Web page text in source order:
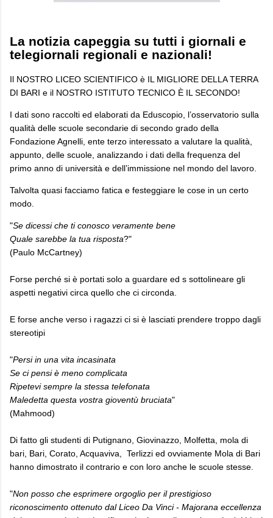
La notizia capeggia su tutti i giornali e
telegiornali regionali e nazionali!
Il NOSTRO LICEO SCIENTIFICO è IL MIGLIORE DELLA TERRA
DI BARI e il NOSTRO ISTITUTO TECNICO È IL SECONDO!
I dati sono raccolti ed elaborati da Eduscopio, l’osservatorio sulla
qualità delle scuole secondarie di secondo grado della
Fondazione Agnelli, ente terzo interessato a valutare la qualità,
appunto, delle scuole, analizzando i dati della frequenza del
primo anno di università e dell’immissione nel mondo del lavoro.
Talvolta quasi facciamo fatica e festeggiare le cose in un certo
modo.
"Se dicessi che ti conosco veramente bene
Quale sarebbe la tua risposta?"
(Paulo McCartney)
Forse perché si è portati solo a guardare ed s sottolineare gli
aspetti negativi circa quello che ci circonda.
E forse anche verso i ragazzi ci si è lasciati prendere troppo dagli
stereotipi
"Persi in una vita incasinata
Se ci pensi è meno complicata
Ripetevi sempre la stessa telefonata
Maledetta questa vostra gioventù bruciata"
(Mahmood)
Di fatto gli studenti di Putignano, Giovinazzo, Molfetta, mola di
bari, Bari, Corato, Acquaviva, Terlizzi ed ovviamente Mola di Bari
hanno dimostrato il contrario e con loro anche le scuole stesse.
"Non posso che esprimere orgoglio per il prestigioso
riconoscimento ottenuto dal Liceo Da Vinci - Majorana eccellenza